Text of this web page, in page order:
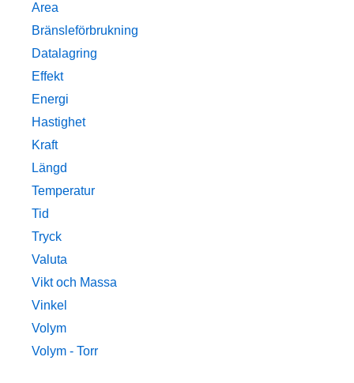
Area
Bränsleförbrukning
Datalagring
Effekt
Energi
Hastighet
Kraft
Längd
Temperatur
Tid
Tryck
Valuta
Vikt och Massa
Vinkel
Volym
Volym - Torr